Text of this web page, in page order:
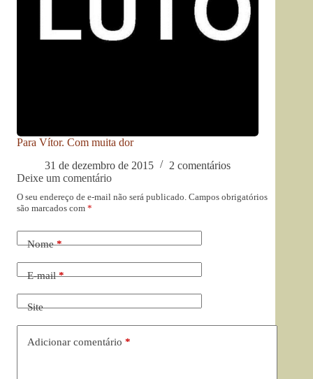
Para Vítor. Com muita dor
31 de dezembro de 2015
2 comentários
Deixe um comentário
O seu endereço de e-mail não será publicado. Campos obrigatórios
são marcados com *
Nome*
E-mail*
Site
Adicionar comentário *